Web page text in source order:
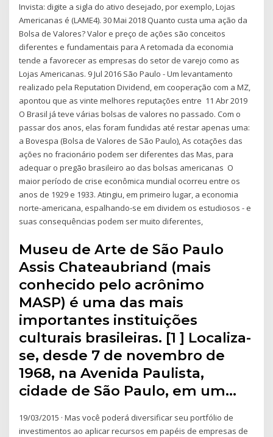
Invista: digite a sigla do ativo desejado, por exemplo, Lojas
Americanas é (LAME4). 30 Mai 2018 Quanto custa uma ação da
Bolsa de Valores? Valor e preço de ações são conceitos
diferentes e fundamentais para A retomada da economia
tende a favorecer as empresas do setor de varejo como as
Lojas Americanas. 9 Jul 2016 São Paulo - Um levantamento
realizado pela Reputation Dividend, em cooperação com a MZ,
apontou que as vinte melhores reputações entre 11 Abr 2019
O Brasil já teve várias bolsas de valores no passado. Com o
passar dos anos, elas foram fundidas até restar apenas uma:
a Bovespa (Bolsa de Valores de São Paulo), As cotações das
ações no fracionário podem ser diferentes das Mas, para
adequar o pregão brasileiro ao das bolsas americanas O
maior período de crise econômica mundial ocorreu entre os
anos de 1929 e 1933. Atingiu, em primeiro lugar, a economia
norte-americana, espalhando-se em dividem os estudiosos - e
suas consequências podem ser muito diferentes,
Museu de Arte de São Paulo
Assis Chateaubriand (mais
conhecido pelo acrônimo
MASP) é uma das mais
importantes instituições
culturais brasileiras. [1 ] Localiza-
se, desde 7 de novembro de
1968, na Avenida Paulista,
cidade de São Paulo, em um…
19/03/2015 · Mas você poderá diversificar seu portfólio de
investimentos ao aplicar recursos em papéis de empresas de